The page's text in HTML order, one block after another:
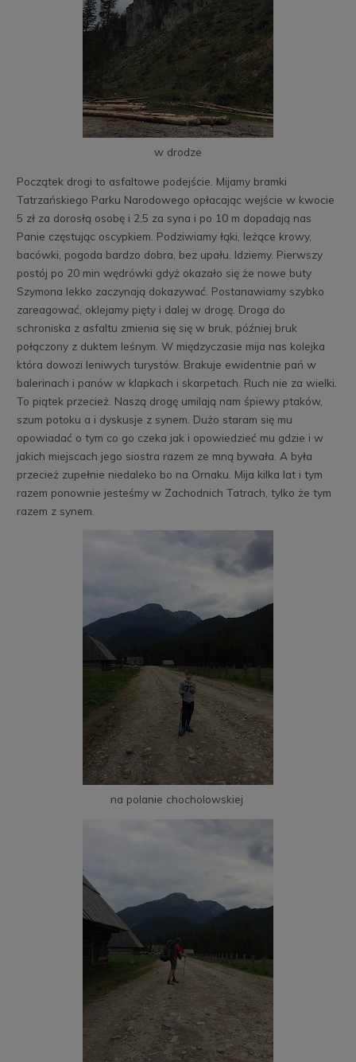
w drodze
Początek drogi to asfaltowe podejście. Mijamy bramki
Tatrzańskiego Parku Narodowego opłacając wejście w kwocie
5 zł za dorosłą osobę i 2,5 za syna i po 10 m dopadają nas
Panie częstując oscypkiem. Podziwiamy łąki, leżące krowy,
bacówki, pogoda bardzo dobra, bez upału. Idziemy. Pierwszy
postój po 20 min wędrówki gdyż okazało się że nowe buty
Szymona lekko zaczynają dokazywać. Postanawiamy szybko
zareagować, oklejamy pięty i dalej w drogę. Droga do
schroniska z asfaltu zmienia się się w bruk, później bruk
połączony z duktem leśnym. W międzyczasie mija nas kolejka
która dowozi leniwych turystów. Brakuje ewidentnie pań w
balerinach i panów w klapkach i skarpetach. Ruch nie za wielki.
To piątek przecież. Naszą drogę umilają nam śpiewy ptaków,
szum potoku a i dyskusje z synem. Dużo staram się mu
opowiadać o tym co go czeka jak i opowiedzieć mu gdzie i w
jakich miejscach jego siostra razem ze mną bywała. A była
przecież zupełnie niedaleko bo na Ornaku. Mija kilka lat i tym
razem ponownie jesteśmy w Zachodnich Tatrach, tylko że tym
razem z synem.
na polanie chocholowskiej